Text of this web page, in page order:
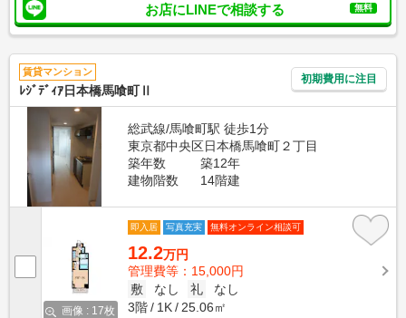
お店にLINEで相談する 無料
賃貸マンション
ﾚｼﾞﾃﾞｨｱ日本橋馬喰町Ⅱ
初期費用に注目
総武線/馬喰町駅 徒歩1分
東京都中央区日本橋馬喰町２丁目
築年数
築12年
建物階数
14階建
画像 : 17枚
即入居 写真充実 無料オンライン相談可
12.2万円
管理費等：15,000円
敷
なし 礼
なし
3階
1K 25.06㎡